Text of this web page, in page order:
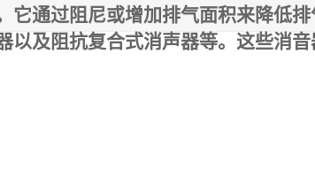
通过阻尼或增加排气面积来降低
及阻抗复合式消声器等。这些消